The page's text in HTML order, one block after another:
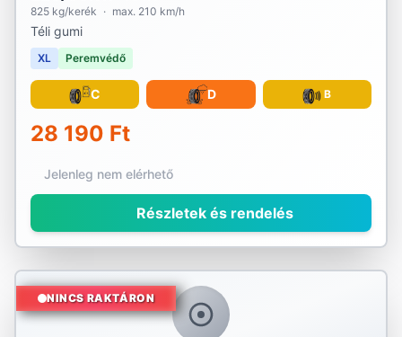
825 kg/kerék · max. 210 km/h
Téli gumi
XL Peremvédő
C D B
28 190 Ft
Jelenleg nem elérhető
Részletek és rendelés
NINCS RAKTÁRON